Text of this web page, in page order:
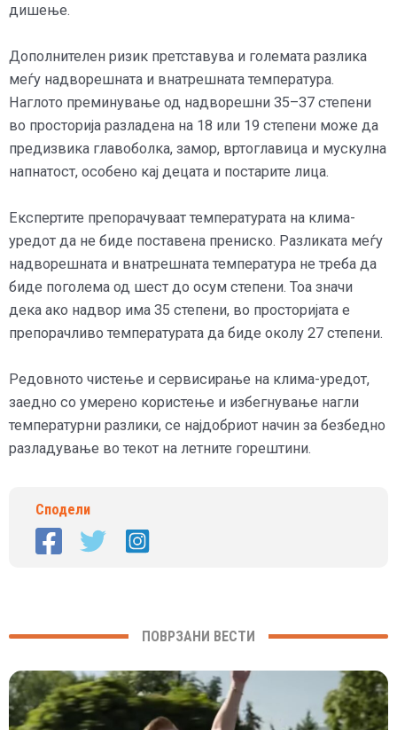
дишење.
Дополнителен ризик претставува и големата разлика
меѓу надворешната и внатрешната температура.
Наглото преминување од надворешни 35–37 степени
во просторија разладена на 18 или 19 степени може да
предизвика главоболка, замор, вртоглавица и мускулна
напнатост, особено кај децата и постарите лица.
Експертите препорачуваат температурата на клима-
уредот да не биде поставена прениско. Разликата меѓу
надворешната и внатрешната температура не треба да
биде поголема од шест до осум степени. Тоа значи
дека ако надвор има 35 степени, во просторијата е
препорачливо температурата да биде околу 27 степени.
Редовното чистење и сервисирање на клима-уредот,
заедно со умерено користење и избегнување нагли
температурни разлики, се најдобриот начин за безбедно
разладување во текот на летните горештини.
Сподели
ПОВРЗАНИ ВЕСТИ